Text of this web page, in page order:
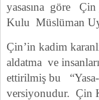
yasasına göre Çin
Kulu Müslüman
Çin’in kadim
aldatma ve
ettirilmiş bu
versiyonudur. Çin